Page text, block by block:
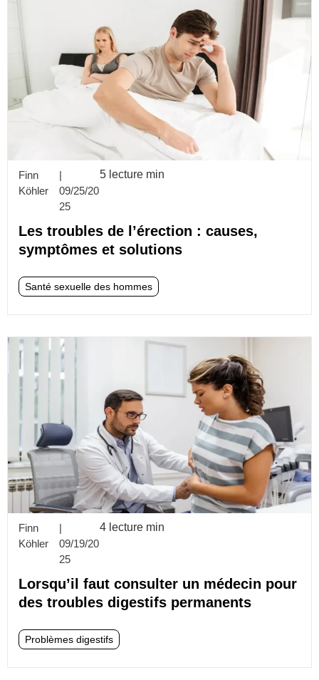
Finn
Köhler
|
09/25/20
25
5 lecture min
Les troubles de l’érection : causes,
symptômes et solutions
Santé sexuelle des hommes
Finn
Köhler
09/19/20
25
4 lecture min
Lorsqu’il faut consulter un médecin pour
des troubles digestifs permanents
Problèmes digestifs